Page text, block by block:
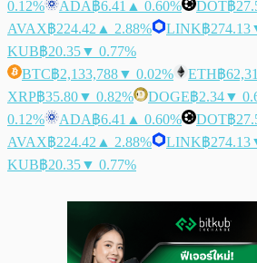
0.12%
ADA฿6.41 ▲ 0.60% DOT฿
AVAX฿224.42 ▲ 2.88% LINK฿274.13
KUB฿20.35▼ 0.77%
BTC฿2,133,788▼ 0.02% ETH฿
XRP฿35.80▼ 0.82% DOGE฿2.34▼
0.12%
ADA฿6.41 ▲ 0.60% DOT฿
AVAX฿224.42 ▲ 2.88% LINK฿274.13
KUB฿20.35▼ 0.77%